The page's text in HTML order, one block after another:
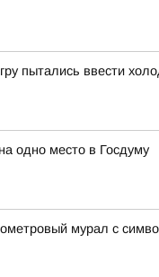
пытались ввести
одно место в Госдуму
мурал с